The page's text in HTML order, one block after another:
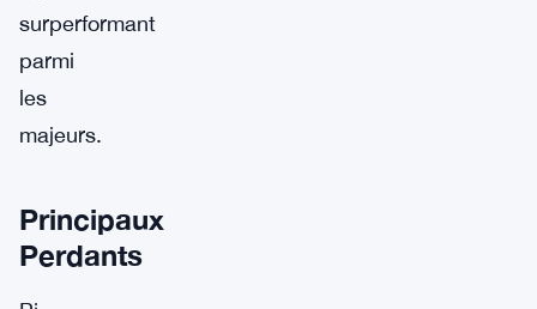
surperformant
parmi
les
majeurs.
Principaux
Perdants